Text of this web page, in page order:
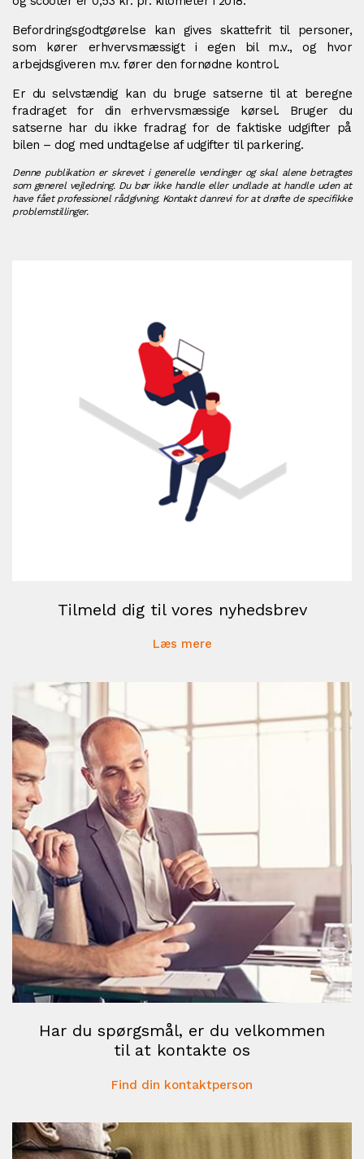
Befordringsgodtgørelse kan gives skattefrit til personer,
som kører erhvervsmæssigt i egen bil m.v., og hvor
arbejdsgiveren m.v. fører den fornødne kontrol.
Er du selvstændig kan du bruge satserne til at beregne
fradraget for din erhvervsmæssige kørsel. Bruger du
satserne har du ikke fradrag for de faktiske udgifter på
bilen – dog med undtagelse af udgifter til parkering.
Denne publikation er skrevet i generelle vendinger og skal alene betragtes
som generel vejledning. Du bør ikke handle eller undlade at handle uden at
have fået professionel rådgivning. Kontakt danrevi for at drøfte de specifikke
problemstillinger.
Tilmeld dig til vores nyhedsbrev
Læs mere
Har du spørgsmål, er du velkommen
til at kontakte os
Find din kontaktperson